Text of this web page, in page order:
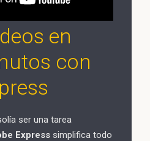
en
con
ser una tarea
Express simplifica todo